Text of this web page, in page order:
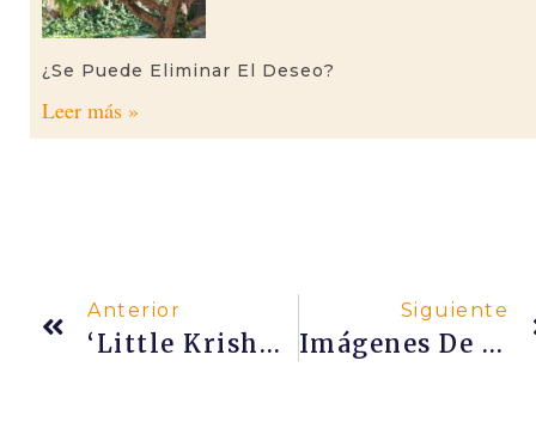
¿Se Puede Eliminar El Deseo?
Leer más »
Anterior
‘Little Krishna’, Una Serie Animada No Solo Para Niños
Siguiente
Imágenes De La Kumbha Mela De Náshik 2015